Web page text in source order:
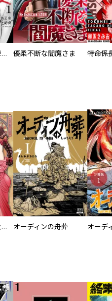
復讐の魔女【電子単行本版】 優柔不断な閻魔さま
大正夜伽浪漫 －金曜日の花嫁— オーディンの舟葬